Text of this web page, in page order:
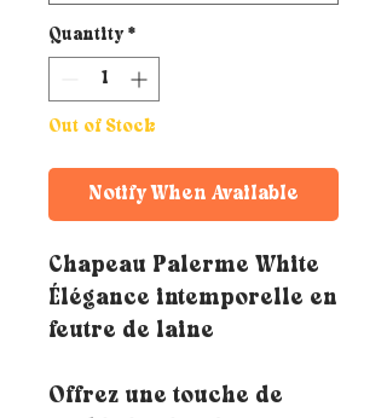
Quantity *
Out of Stock
Notify When Available
Chapeau Palerme White
Élégance intemporelle en
feutre de laine
Offrez une touche de